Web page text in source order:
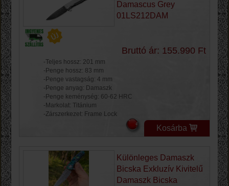
Damascus Grey
01LS212DAM
Bruttó ár: 155.990 Ft
-Teljes hossz: 201 mm
-Penge hossz: 83 mm
-Penge vastagság: 4 mm
-Penge anyag: Damaszk
-Penge keménység: 60-62 HRC
-Markolat: Titánium
-Zárszerkezet: Frame Lock
Kosárba
Különleges Damaszk
Bicska Exkluzív Kivitelű
Damaszk Bicska